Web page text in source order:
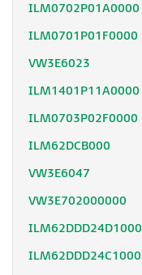
ILM0702P01A0000
ILM0701P01F0000
VW3E6023
ILM1401P11A0000
ILM0703P02F0000
ILM62DCB000
VW3E6047
VW3E702000000
ILM62DDD24D1000
ILM62DDD24C1000